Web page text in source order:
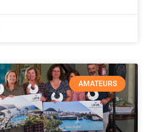
AMATEURS